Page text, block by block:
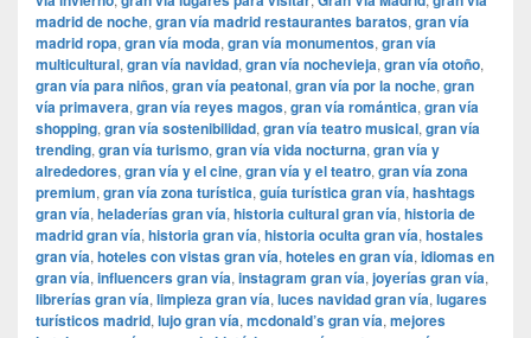
madrid de noche, gran vía madrid restaurantes baratos, gran vía
madrid ropa, gran vía moda, gran vía monumentos, gran vía
multicultural, gran vía navidad, gran vía nochevieja, gran vía otoño,
gran vía para niños, gran vía peatonal, gran vía por la noche, gran
vía primavera, gran vía reyes magos, gran vía romántica, gran vía
shopping, gran vía sostenibilidad, gran vía teatro musical, gran vía
trending, gran vía turismo, gran vía vida nocturna, gran vía y
alrededores, gran vía y el cine, gran vía y el teatro, gran vía zona
premium, gran vía zona turística, guía turística gran vía, hashtags
gran vía, heladerías gran vía, historia cultural gran vía, historia de
madrid gran vía, historia gran vía, historia oculta gran vía, hostales
gran vía, hoteles con vistas gran vía, hoteles en gran vía, idiomas en
gran vía, influencers gran vía, instagram gran vía, joyerías gran vía,
librerías gran vía, limpieza gran vía, luces navidad gran vía, lugares
turísticos madrid, lujo gran vía, mcdonald’s gran vía, mejores